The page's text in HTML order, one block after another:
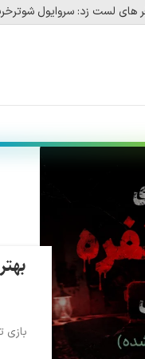
های لست زد: سروایول شوتر
بازی